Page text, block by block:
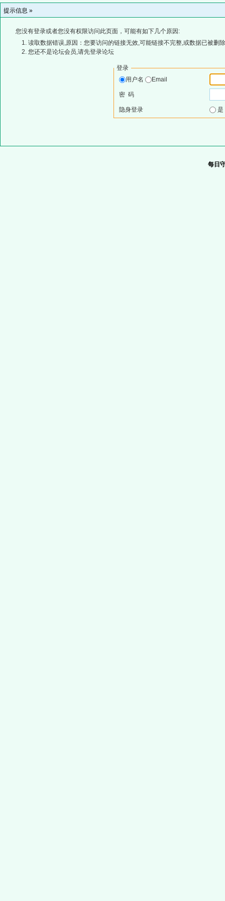
提示信息 »
您没有登录或者您没有权限访问此页面，可能有如下几个原因:
读取数据错误,原因：您要访问的链接无效,可能链接不完整,或数据已被删
您还不是论坛会员,请先登录论坛
登录
用户名
Email
密 码
隐身登录
每日